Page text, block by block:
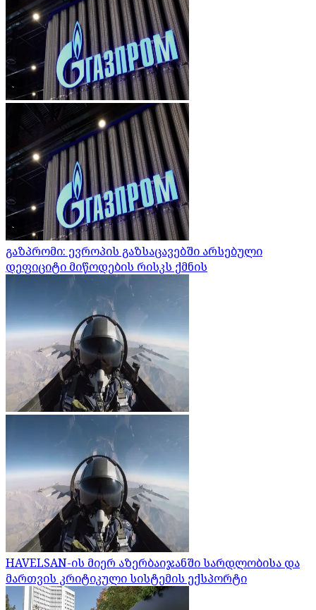
გაზპრომი: ევროპის გაზსაცავებში არსებული
დეფიციტი მიწოდების რისკს ქმნის
HAVELSAN-ის მიერ აზერბაიჯანში სარდლობისა და
მართვის კრიტიკული სისტემის ექსპორტი